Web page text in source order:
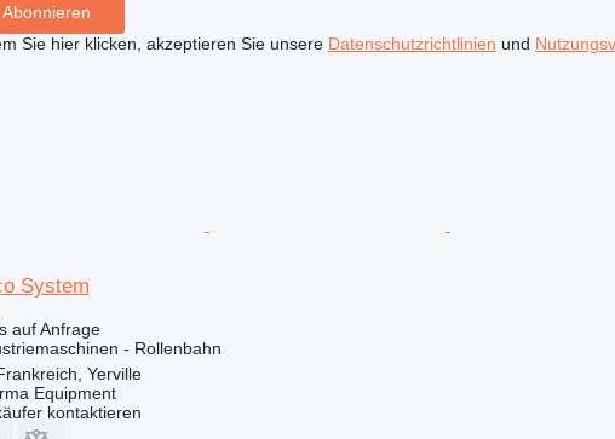
Abonnieren
Sie hier klicken, akzeptieren Sie unsere Datenschutzrichtlinien und
System
auf Anfrage
- Rollenbahn
Yerville
Equipment
kontaktieren